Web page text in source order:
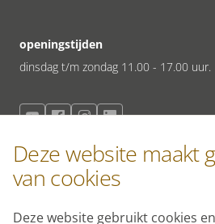
openingstijden
dinsdag t/m zondag 11.00 - 17.00 uur.
Schrijf je in voor onze nieuwsbrief en
laatste ontwikkelingen.
Deze website maakt
van cookies
Deze website gebruikt cookies